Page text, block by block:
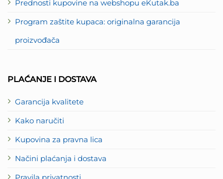
Prednosti kupovine na webshopu eKutak.ba
Program zaštite kupaca: originalna garancija
proizvođača
PLAĆANJE I DOSTAVA
Garancija kvalitete
Kako naručiti
Kupovina za pravna lica
Načini plaćanja i dostava